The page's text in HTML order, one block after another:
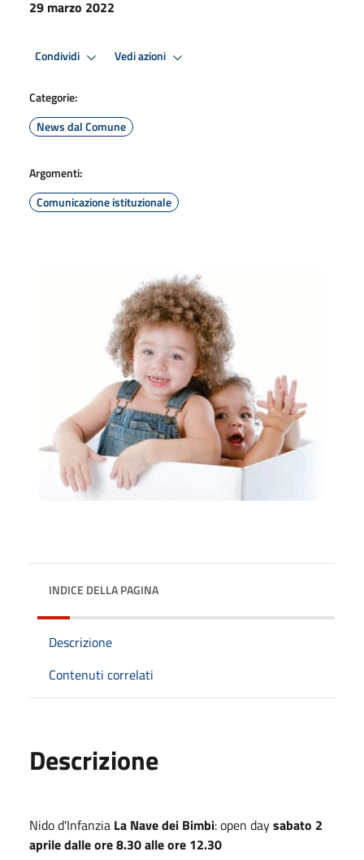
29 marzo 2022
Condividi Vedi azioni
Categorie:
News dal Comune
Argomenti:
Comunicazione istituzionale
INDICE DELLA PAGINA
Descrizione
Contenuti correlati
Descrizione
Nido d'Infanzia La Nave dei Bimbi: open daysabato 2
aprile dalle ore 8.30 alle ore 12.30